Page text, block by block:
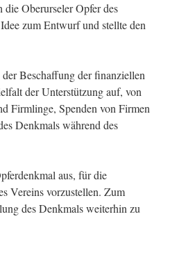
Oberurseler Opfer des
zum Entwurf und stellte den
Beschaffung der finanziellen
der Unterstützung auf, von
Firmlinge, Spenden von Firmen
Denkmals während des
aus, für die
Vereins vorzustellen. Zum
des Denkmals weiterhin zu